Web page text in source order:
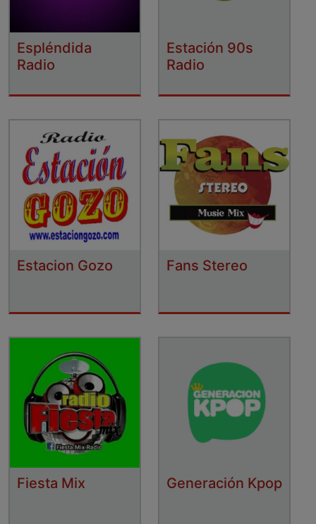
Espléndida
Radio
Estación 90s
Radio
Estacion Gozo Fans Stereo
Fiesta Mix Generación Kpop